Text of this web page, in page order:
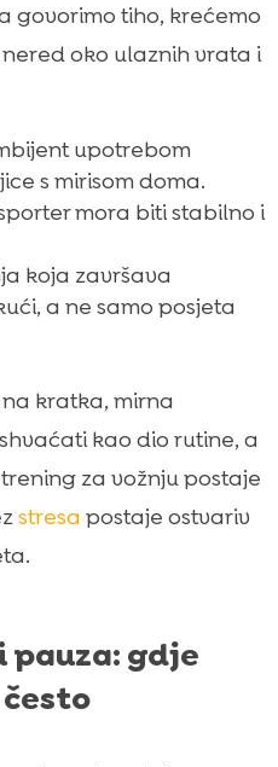
govorimo tiho, krećemo
oko ulaznih vrata i
upotrebom
s mirisom doma.
mora biti stabilno i
koja završava
a ne samo posjeta
kratka, mirna
kao dio rutine, a
za vožnju postaje
stresa postaje ostvariv
gdje